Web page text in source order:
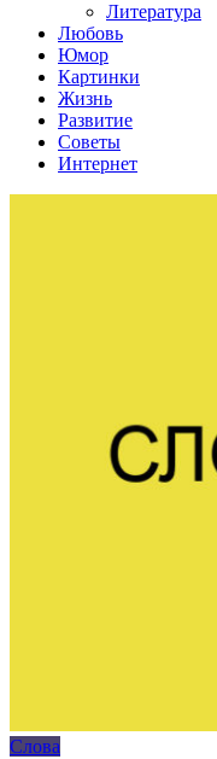
Литература
Любовь
Юмор
Картинки
Жизнь
Развитие
Советы
Интернет
Слова